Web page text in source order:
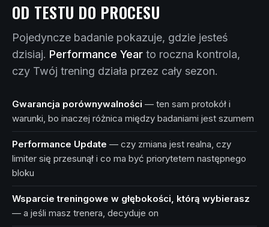
OD TESTU DO PROCESU
Pojedyncze badanie pokazuje, gdzie jesteś
dzisiaj. Performance Year to roczna kontrola,
czy Twój trening działa przez cały sezon.
Gwarancja porównywalności — ten sam protokół i
warunki, bo inaczej różnica między badaniami jest szumem
Performance Update — czy zmiana jest realna, czy
limiter się przesunął i co ma być priorytetem następnego
bloku
Wsparcie treningowe w głębokości, którą wybierasz
— a jeśli masz trenera, decyduje on